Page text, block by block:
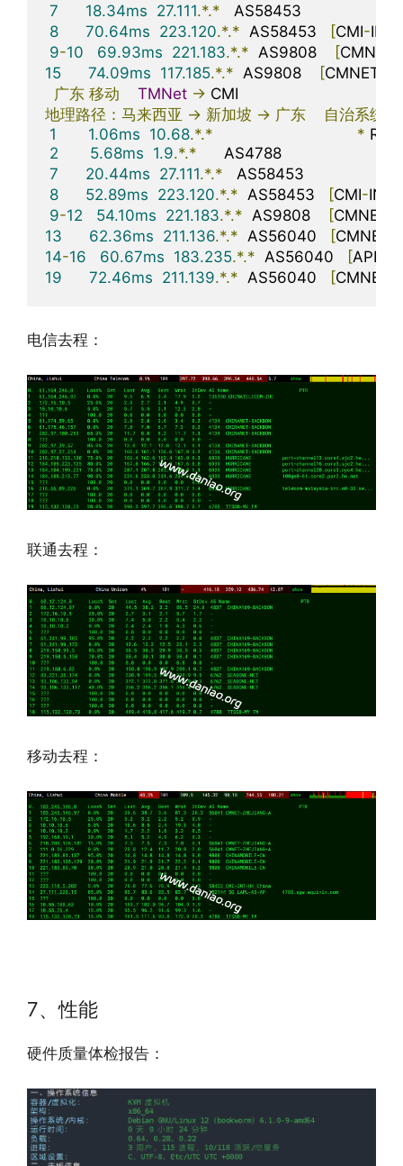
7
18.34ms 27.111.*.*
   AS58453
8
70.64ms 223.120.*.*
  AS58453
[CMI-INT
9-10 69.93ms 221.183.*.*
  AS9808
[CMNET
15
74.09ms 117.185.*.*
  AS9808
[CMNET
广东 移动 TMNet ->
地理路径：马来西亚 -> 新加坡 -> 广东
自治系统
1
1.06ms 10.68.*.* *
2
5.68ms 1.9.*.*
      AS4788
7
20.44ms 27.111.*.*
   AS58453
8
52.89ms 223.120.*.*
  AS58453
[CMI-INT
9-12 54.10ms 221.183.*.*
  AS9808
[CMNET
13
62.36ms 211.136.*.*
  AS56040
[CMNET
14-16 60.67ms 183.235.*.*
  AS56040
[APNIC
19
72.46ms 211.139.*.*
  AS56040
[CMNET
电信去程：
联通去程：
移动去程：
7、性能
硬件质量体检报告：